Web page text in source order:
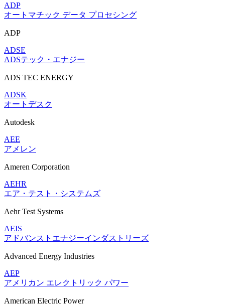
ADP
オートマチック データ プロセシング
ADP
ADSE
ADSテック・エナジー
ADS TEC ENERGY
ADSK
オートデスク
Autodesk
AEE
アメレン
Ameren Corporation
AEHR
エア・テスト・システムズ
Aehr Test Systems
AEIS
アドバンストエナジーインダストリーズ
Advanced Energy Industries
AEP
アメリカン エレクトリック パワー
American Electric Power